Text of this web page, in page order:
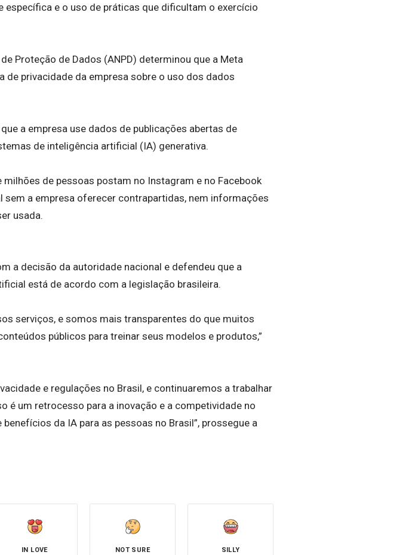
e o uso de práticas que dificultam o exercício
Proteção de Dados (ANPD) determinou que a Meta
de privacidade da empresa sobre o uso dos dados
a empresa use dados de publicações abertas de
de inteligência artificial (IA) generativa.
de pessoas postam no Instagram e no Facebook
a empresa oferecer contrapartidas, nem informações
usada.
a decisão da autoridade nacional e defendeu que a
está de acordo com a legislação brasileira.
serviços, e somos mais transparentes do que muitos
públicos para treinar seus modelos e produtos,”
e regulações no Brasil, e continuaremos a trabalhar
é um retrocesso para a inovação e a competividade no
da IA para as pessoas no Brasil”, prossegue a
IN LOVE NOT SURE SILLY